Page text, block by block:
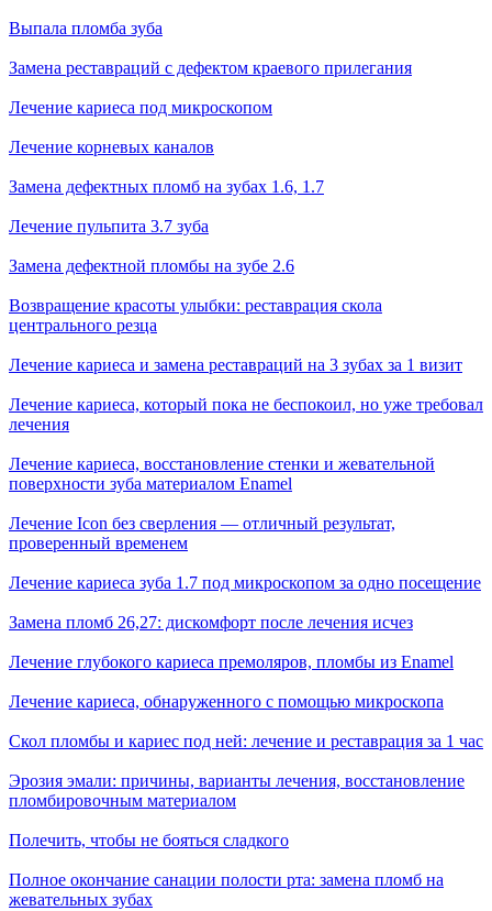
Выпала пломба зуба
Замена реставраций с дефектом краевого прилегания
Лечение кариеса под микроскопом
Лечение корневых каналов
Замена дефектных пломб на зубах 1.6, 1.7
Лечение пульпита 3.7 зуба
Замена дефектной пломбы на зубе 2.6
Возвращение красоты улыбки: реставрация скола
центрального резца
Лечение кариеса и замена реставраций на 3 зубах за 1 визит
Лечение кариеса, который пока не беспокоил, но уже требовал
лечения
Лечение кариеса, восстановление стенки и жевательной
поверхности зуба материалом Enamel
Лечение Icon без сверления — отличный результат,
проверенный временем
Лечение кариеса зуба 1.7 под микроскопом за одно посещение
Замена пломб 26,27: дискомфорт после лечения исчез
Лечение глубокого кариеса премоляров, пломбы из Enamel
Лечение кариеса, обнаруженного с помощью микроскопа
Скол пломбы и кариес под ней: лечение и реставрация за 1 час
Эрозия эмали: причины, варианты лечения, восстановление
пломбировочным материалом
Полечить, чтобы не бояться сладкого
Полное окончание санации полости рта: замена пломб на
жевательных зубах